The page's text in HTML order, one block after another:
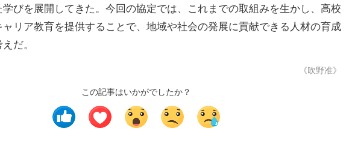
びを展開してきた。今回の協定では、これまでの取組みを生かし、高校
リア教育を提供することで、地域や社会の発展に貢献できる人材の育成
だ。
《吹野准》
この記事はいかがでしたか？